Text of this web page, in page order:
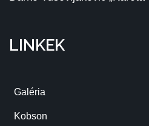
LINKEK
Galéria
Kobson